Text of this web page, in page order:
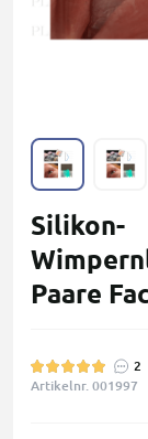
Silikon-
Paare
2
Artikelnr. 001997